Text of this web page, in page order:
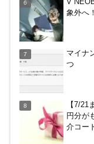
～
クレジ
象外へ
マイナ
つ
【7/
円分が
介コー